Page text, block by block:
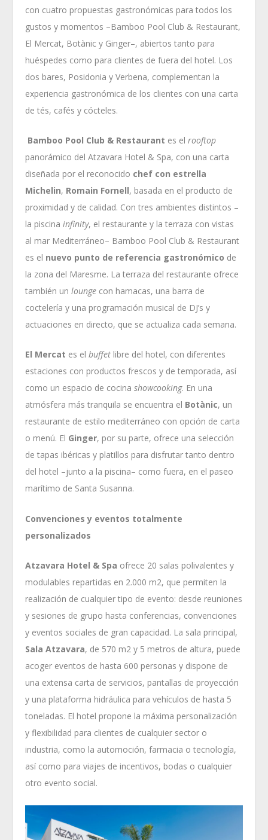
con cuatro propuestas gastronómicas para todos los
gustos y momentos –Bamboo Pool Club & Restaurant,
El Mercat, Botànic y Ginger–, abiertos tanto para
huéspedes como para clientes de fuera del hotel. Los
dos bares, Posidonia y Verbena, complementan la
experiencia gastronómica de los clientes con una carta
de tés, cafés y cócteles.
Bamboo Pool Club & Restaurant es elrooftop
panorámico del Atzavara Hotel & Spa, con una carta
diseñada por el reconocido chef con estrella
Michelin, Romain Fornell, basada en el producto de
proximidad y de calidad. Con tres ambientes distintos –
la piscinainfinity, el restaurante y la terraza con vistas
al mar Mediterráneo– Bamboo Pool Club & Restaurant
es el nuevo punto de referencia gastronómico de
la zona del Maresme. La terraza del restaurante ofrece
también unlounge con hamacas, una barra de
coctelería y una programación musical de DJ’s y
actuaciones en directo, que se actualiza cada semana.
El Mercat es elbuffet libre del hotel, con diferentes
estaciones con productos frescos y de temporada, así
como un espacio de cocinashowcooking. En una
atmósfera más tranquila se encuentra el Botànic, un
restaurante de estilo mediterráneo con opción de carta
o menú. El Ginger, por su parte, ofrece una selección
de tapas ibéricas y platillos para disfrutar tanto dentro
del hotel –junto a la piscina– como fuera, en el paseo
marítimo de Santa Susanna.
Convenciones y eventos totalmente
personalizados
Atzavara Hotel & Spa ofrece 20 salas polivalentes y
modulables repartidas en 2.000 m2, que permiten la
realización de cualquier tipo de evento: desde reuniones
y sesiones de grupo hasta conferencias, convenciones
y eventos sociales de gran capacidad. La sala principal,
Sala Atzavara, de 570 m2 y 5 metros de altura, puede
acoger eventos de hasta 600 personas y dispone de
una extensa carta de servicios, pantallas de proyección
y una plataforma hidráulica para vehículos de hasta 5
toneladas. El hotel propone la máxima personalización
y flexibilidad para clientes de cualquier sector o
industria, como la automoción, farmacia o tecnología,
así como para viajes de incentivos, bodas o cualquier
otro evento social.